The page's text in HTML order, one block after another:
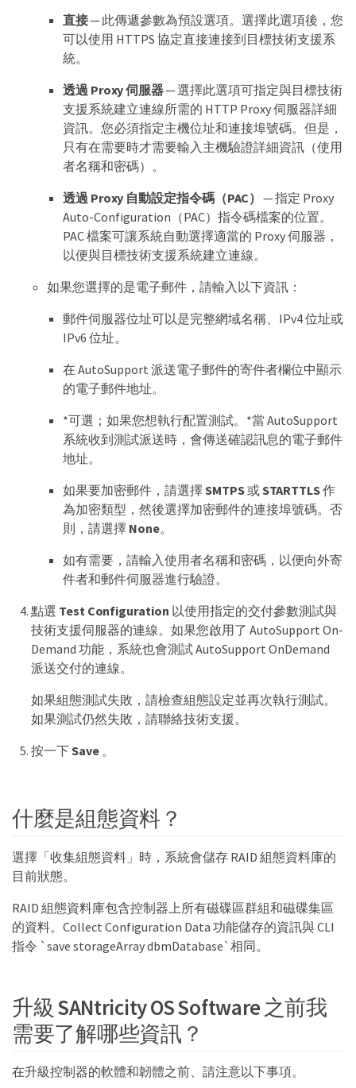
直接— 此傳遞參數為預設選項。選擇此選項後，您
可以使用 HTTPS 協定直接連接到目標技術支援系
統。
透過 Proxy 伺服器— 選擇此選項可指定與目標技術
支援系統建立連線所需的 HTTP Proxy 伺服器詳細
資訊。您必須指定主機位址和連接埠號碼。但是，
只有在需要時才需要輸入主機驗證詳細資訊（使用
者名稱和密碼）。
透過 Proxy 自動設定指令碼（PAC） — 指定 Proxy
Auto-Configuration（PAC）指令碼檔案的位置。
PAC 檔案可讓系統自動選擇適當的 Proxy 伺服器，
以便與目標技術支援系統建立連線。
如果您選擇的是電子郵件，請輸入以下資訊：
郵件伺服器位址可以是完整網域名稱、IPv4 位址或
IPv6 位址。
在 AutoSupport 派送電子郵件的寄件者欄位中顯示
的電子郵件地址。
*可選；如果您想執行配置測試。*當 AutoSupport
系統收到測試派送時，會傳送確認訊息的電子郵件
地址。
如果要加密郵件，請選擇SMTPS或STARTTLS作
為加密類型，然後選擇加密郵件的連接埠號碼。否
則，請選擇 None。
如有需要，請輸入使用者名稱和密碼，以便向外寄
件者和郵件伺服器進行驗證。
點選 Test Configuration 以使用指定的交付參數測試與
技術支援伺服器的連線。如果您啟用了 AutoSupport On-
Demand 功能，系統也會測試 AutoSupport OnDemand
派送交付的連線。
如果組態測試失敗，請檢查組態設定並再次執行測試。
如果測試仍然失敗，請聯絡技術支援。
按一下Save。
什麼是組態資料？
選擇「收集組態資料」時，系統會儲存 RAID 組態資料庫的
目前狀態。
RAID 組態資料庫包含控制器上所有磁碟區群組和磁碟集區
的資料。Collect Configuration Data 功能儲存的資訊與 CLI
指令 `save storageArray dbmDatabase`相同。
升級 SANtricity OS Software 之前我
需要了解哪些資訊？
在升級控制器的軟體和韌體之前、請注意以下事項。